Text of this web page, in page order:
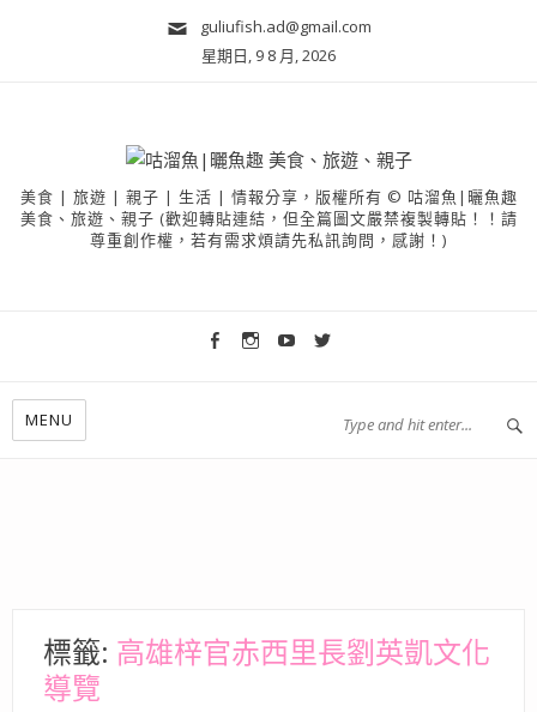
guliufish.ad@gmail.com
星期日, 9 8 月, 2026
美食 | 旅遊 | 親子 | 生活 | 情報分享，版權所有 © 咕溜魚|曬魚趣
美食、旅遊、親子 (歡迎轉貼連結，但全篇圖文嚴禁複製轉貼！！請
尊重創作權，若有需求煩請先私訊詢問，感謝！)
MENU
標籤: 高雄梓官赤西里長劉英凱文化
導覽